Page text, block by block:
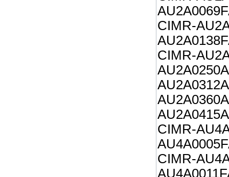
CIMR-
CIMR-
CIMR-
CIMR-